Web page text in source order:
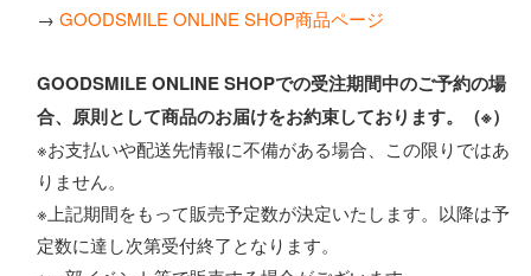
→GOODSMILE ONLINE SHOP商品ページ
GOODSMILE ONLINE SHOPでの受注期間中のご予約の場
合、原則として商品のお届けをお約束しております。（※）
※お支払いや配送先情報に不備がある場合、この限りではあ
りません。
※上記期間をもって販売予定数が決定いたします。以降は予
定数に達し次第受付終了となります。